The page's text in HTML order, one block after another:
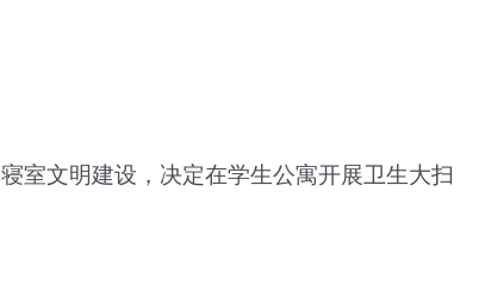
寝室文明建设，决定在学生公寓开展卫生大扫